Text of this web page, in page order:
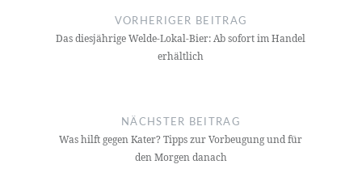
NavigationVORHERIGER BEITRAG
Das diesjährige Welde-Lokal-Bier: Ab sofort im Handel
erhältlich
NÄCHSTER BEITRAG
Was hilft gegen Kater? Tipps zur Vorbeugung und für
den Morgen danach